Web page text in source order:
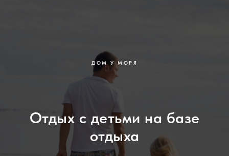
ДОМ У МОРЯ
Отдых с детьми на базе
отдыха